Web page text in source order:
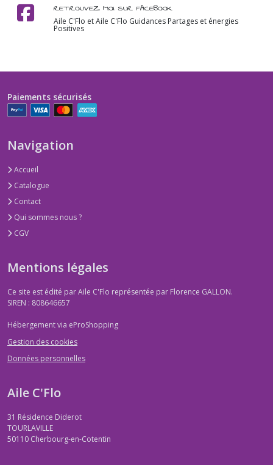
RETROUVEZ MOI SUR FACEBOOK
Aile C'Flo et Aile C'Flo Guidances Partages et énergies
Positives
Paiements sécurisés
Navigation
Accueil
Catalogue
Contact
Qui sommes nous ?
CGV
Mentions légales
Ce site est édité par Aile C'Flo représentée par Florence GALLON.
SIREN : 808646657
Hébergement via eProShopping
Gestion des cookies
Données personnelles
Aile C'Flo
31 Résidence Diderot
TOURLAVILLE
50110 Cherbourg-en-Cotentin